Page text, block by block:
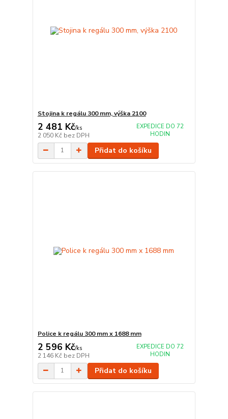
Stojina k regálu 300 mm, výška 2100
2 481 Kč/ks
2 050 Kč bez DPH
EXPEDICE DO 72
HODIN
Přidat do košíku
Police k regálu 300 mm x 1688 mm
2 596 Kč/ks
2 146 Kč bez DPH
EXPEDICE DO 72
HODIN
Přidat do košíku